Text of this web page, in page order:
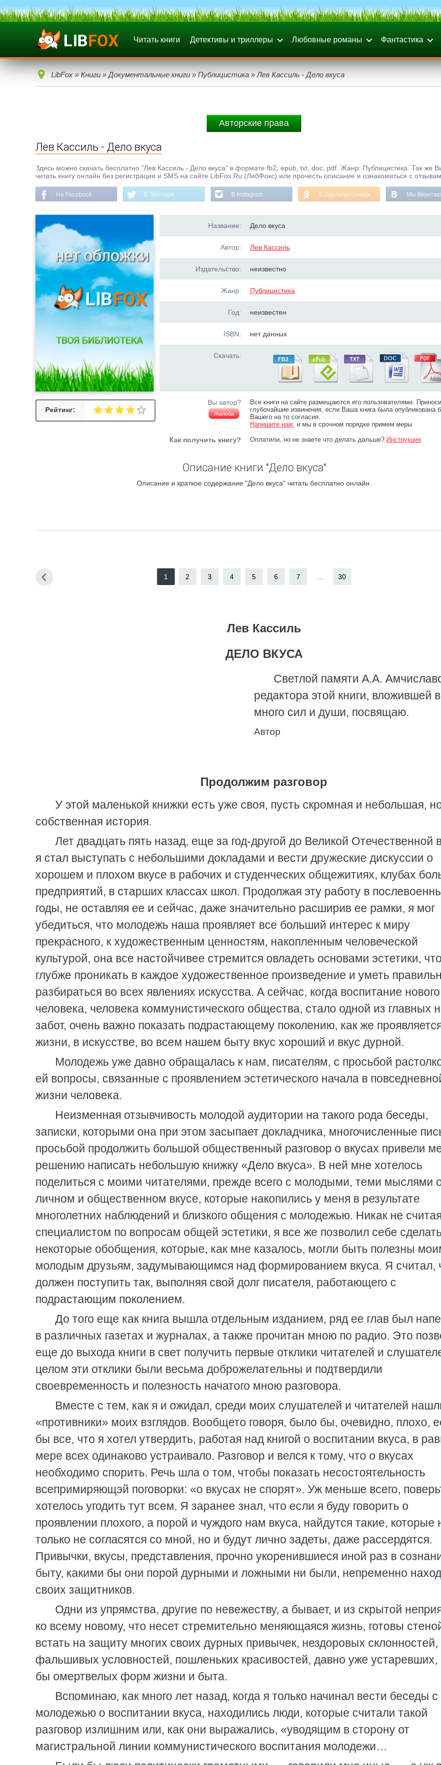
Читать книги Детективы и триллеры Любовные романы Фантастика
LibFox » Книги » Документальные книги » Публицистика » Лев Кассиль - Дело вкуса
Авторские права
Лев Кассиль - Дело вкуса
Здесь можно скачать бесплатно "Лев Кассиль - Дело вкуса" в формате fb2, epub, txt, doc, pdf. Жанр: Публицистика. Так же
читать книгу онлайн без регистрации и SMS на сайте LibFox.Ru (ЛибФокс) или прочесть описание и ознакомиться с
На Facebook В Твиттере В Instagram В Одноклассниках Мы
Рейтинг:
Название: Дело вкуса
Автор: Лев Кассиль
Издательство: неизвестно
Жанр: Публицистика
Год: неизвестен
ISBN: нет данных
Скачать:
Вы автор?
Жалоба
Все книги на сайте размещаются его пользователями.
глубочайшие извинения, если Ваша книга была опубликована
Вашего на то согласия.
Напишите нам, и мы в срочном порядке примем меры.
Как получить книгу? Оплатили, но не знаете что делать дальше? Инструкция.
Описание книги "Дело вкуса"
Описание и краткое содержание "Дело вкуса" читать бесплатно онлайн.
1 2 3 4 5 6 7 30
Лев Кассиль
ДЕЛО ВКУСА
Светлой памяти А.А.
редактора этой книги, вложившей
много сил и души, посвящаю.
Автор
Продолжим разговор
У этой маленькой книжки есть уже своя, пусть скромная и небольшая,
собственная история.
Лет двадцать пять назад, еще за год-другой до Великой Отечественной
я стал выступать с небольшими докладами и вести дружеские дискуссии о
хорошем и плохом вкусе в рабочих и студенческих общежитиях, клубах
предприятий, в старших классах школ. Продолжая эту работу в
годы, не оставляя ее и сейчас, даже значительно расширив ее рамки, я мог
убедиться, что молодежь наша проявляет все больший интерес к миру
прекрасного, к художественным ценностям, накопленным человеческой
культурой, она все настойчивее стремится овладеть основами эстетики,
глубже проникать в каждое художественное произведение и уметь
разбираться во всех явлениях искусства. А сейчас, когда воспитание нового
человека, человека коммунистического общества, стало одной из главных
забот, очень важно показать подрастающему поколению, как же
жизни, в искусстве, во всем нашем быту вкус хороший и вкус дурной.
Молодежь уже давно обращалась к нам, писателям, с просьбой
ей вопросы, связанные с проявлением эстетического начала в
жизни человека.
Неизменная отзывчивость молодой аудитории на такого рода беседы,
записки, которыми она при этом засыпает докладчика, многочисленные
просьбой продолжить большой общественный разговор о вкусах привели
решению написать небольшую книжку «Дело вкуса». В ней мне хотелось
поделиться с моими читателями, прежде всего с молодыми, теми мыслями
личном и общественном вкусе, которые накопились у меня в результате
многолетних наблюдений и близкого общения с молодежью. Никак не
специалистом по вопросам общей эстетики, я все же позволил себе сделать
некоторые обобщения, которые, как мне казалось, могли быть полезны
молодым друзьям, задумывающимся над формированием вкуса. Я считал,
должен поступить так, выполняя свой долг писателя, работающего с
подрастающим поколением.
До того еще как книга вышла отдельным изданием, ряд ее глав был
в различных газетах и журналах, а также прочитан мною по радио. Это
еще до выхода книги в свет получить первые отклики читателей и
целом эти отклики были весьма доброжелательны и подтвердили
своевременность и полезность начатого мною разговора.
Вместе с тем, как я и ожидал, среди моих слушателей и читателей
«противники» моих взглядов. Вообщето говоря, было бы, очевидно, плохо,
бы все, что я хотел утвердить, работая над книгой о воспитании вкуса, в
мере всех одинаково устраивало. Разговор и велся к тому, что о вкусах
необходимо спорить. Речь шла о том, чтобы показать несостоятельность
всепримиряющэй поговорки: «о вкусах не спорят». Уж меньше всего,
хотелось угодить тут всем. Я заранее знал, что если я буду говорить о
проявлении плохого, а порой и чуждого нам вкуса, найдутся такие, которые
только не согласятся со мной, но и будут лично задеты, даже рассердятся.
Привычки, вкусы, представления, прочно укоренившиеся иной раз в
быту, какими бы они порой дурными и ложными ни были, непременно
своих защитников.
Одни из упрямства, другие по невежеству, а бывает, и из скрытой
ко всему новому, что несет стремительно меняющаяся жизнь, готовы
встать на защиту многих своих дурных привычек, нездоровых склонностей,
фальшивых условностей, пошленьких красивостей, давно уже устаревших,
бы омертвелых форм жизни и быта.
Вспоминаю, как много лет назад, когда я только начинал вести беседы с
молодежью о воспитании вкуса, находились люди, которые считали такой
разговор излишним или, как они выражались, «уводящим в сторону от
магистральной линии коммунистического воспитания молодежи…